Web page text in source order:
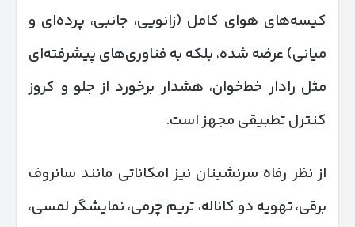
کیسه‌های هوای کامل (زانویی، جانبی، پرده‌ای و
میانی) عرضه شده، بلکه به فناوری‌های پیشرفته‌ای
مثل رادار خط‌خوان، هشدار برخورد از جلو و کروز
کنترل تطبیقی مجهز است.
از نظر رفاه سرنشینان نیز امکاناتی مانند سانروف
برقی، تهویه دو کاناله، تریم چرمی، نمایشگر لمسی،